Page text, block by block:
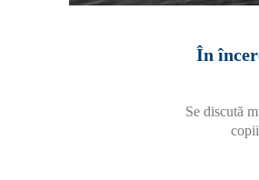
În
Se discută